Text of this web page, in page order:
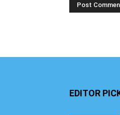
EDITOR